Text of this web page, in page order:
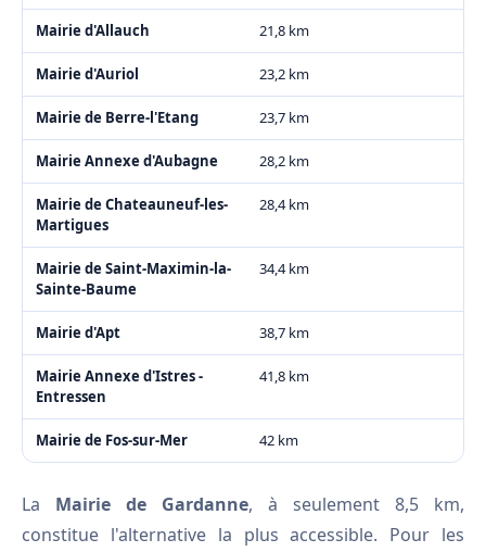
Mairie d'Allauch 21,8 km
Mairie d'Auriol 23,2 km
Mairie de Berre-l'Etang 23,7 km
Mairie Annexe d'Aubagne 28,2 km
Mairie de Chateauneuf-les-
Martigues
28,4 km
Mairie de Saint-Maximin-la-
Sainte-Baume
34,4 km
Mairie d'Apt 38,7 km
Mairie Annexe d'Istres -
Entressen
41,8 km
Mairie de Fos-sur-Mer 42 km
La Mairie de Gardanne, à seulement 8,5 km,
constitue l'alternative la plus accessible. Pour les